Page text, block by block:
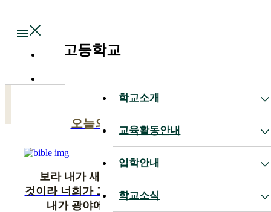
학교소개
교육활동안내
입학안내
학교소식
학교소개
교육활동안내
입학안내
학교소식
대전대신고등학교
오늘의 말씀
보라 내가 새 일을 행하리니 이제 나타낼
것이라 너희가 그것을 알지 못하겠느냐 반드시
내가 광야에 길을 사막에 강을 내리니